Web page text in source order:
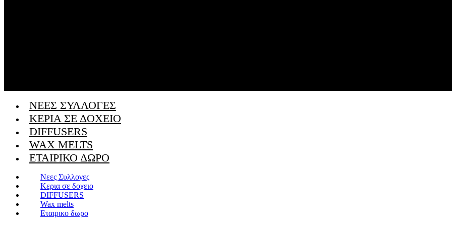
ΝΕΕΣ ΣΥΛΛΟΓΕΣ
ΚΕΡΙΑ ΣΕ ΔΟΧΕΙΟ
DIFFUSERS
WAX MELTS
ΕΤΑΙΡΙΚΟ ΔΩΡΟ
Νεες Συλλογες
Κερια σε δοχειο
DIFFUSERS
Wax melts
Εταιρικο δωρο